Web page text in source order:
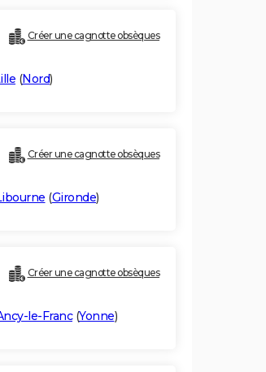
Créer une cagnotte obsèques
(Nord)
Créer une cagnotte obsèques
(Gironde)
Créer une cagnotte obsèques
le-Franc(Yonne)